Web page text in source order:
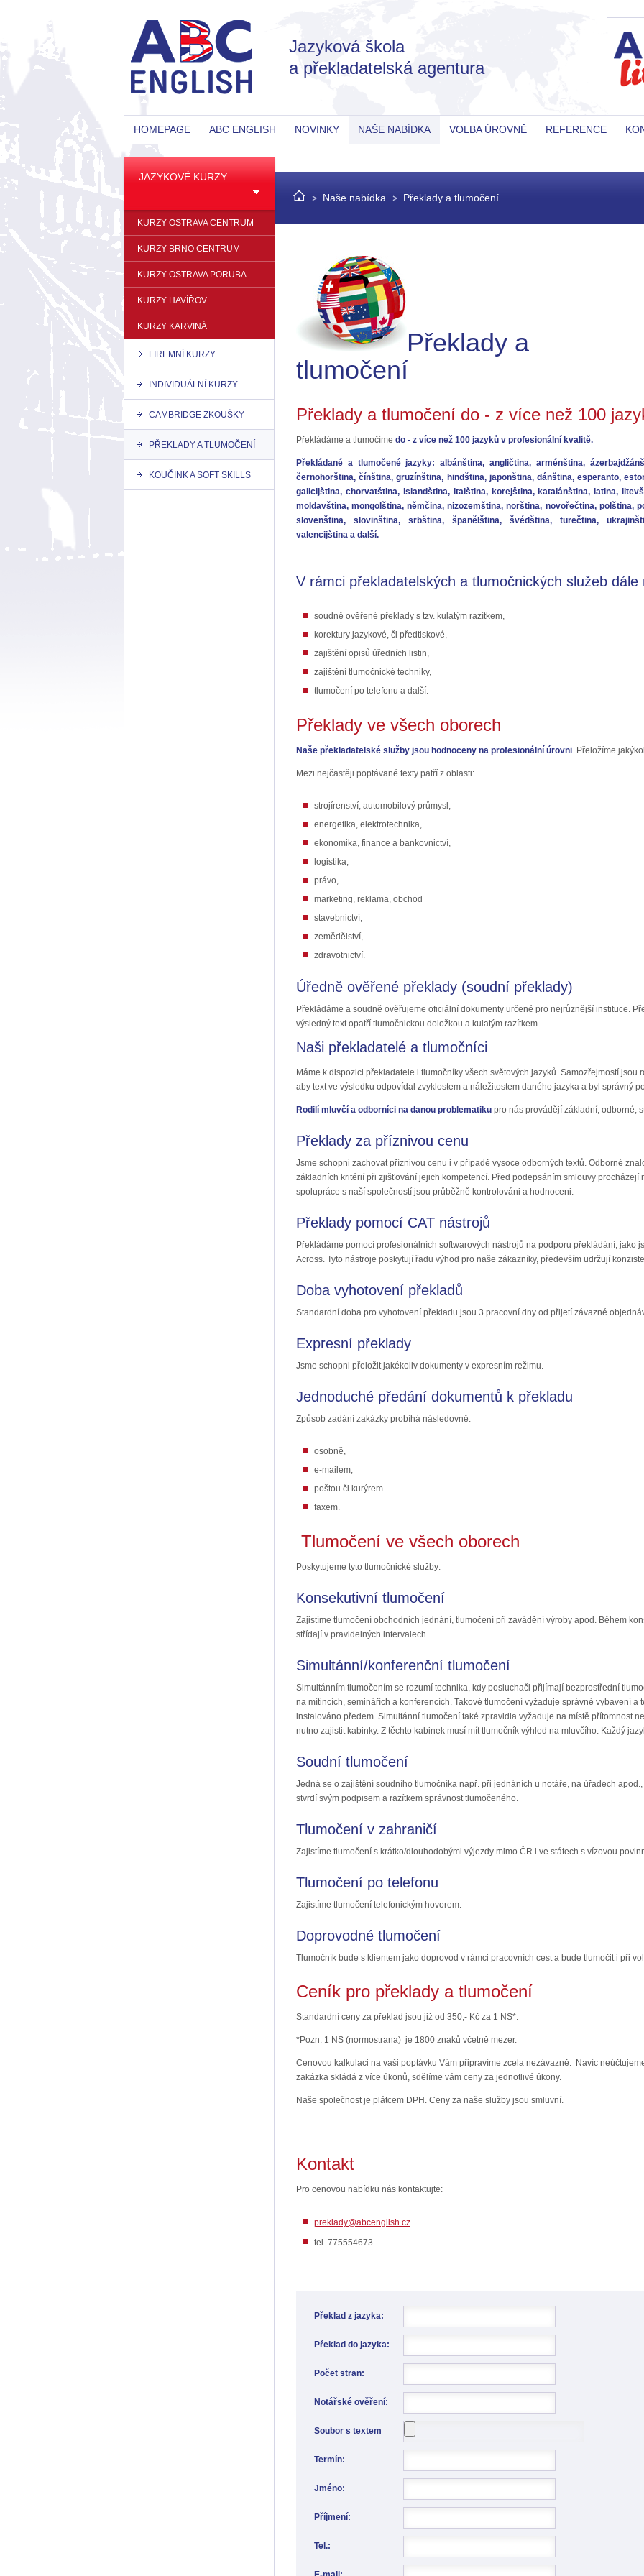
Jazyková škola
a překladatelská agentura
HOMEPAGE ABC ENGLISH NOVINKY NAŠE NABÍDKA VOLBA ÚROVNĚ REFERENCE
JAZYKOVÉ KURZY
KURZY OSTRAVA CENTRUM
KURZY BRNO CENTRUM
KURZY OSTRAVA PORUBA
KURZY HAVÍŘOV
KURZY KARVINÁ
FIREMNÍ KURZY
INDIVIDUÁLNÍ KURZY
CAMBRIDGE ZKOUŠKY
PŘEKLADY A TLUMOČENÍ
KOUČINK A SOFT SKILLS
Naše nabídka Překlady a tlumočení
Překlady a
tlumočení
Překlady a tlumočení do - z více než 100
Překládáme a tlumočíme do - z více než 100 jazyků v profesionální kvalitě.
Překládané a tlumočené jazyky: albánština, angličtina, arménština,
černohorština, čínština, gruzínština, hindština, japonština, dánština, esperanto,
galicijština, chorvatština, islandština, italština, korejština, katalánština, latina,
moldavština, mongolština, němčina, nizozemština, norština, novořečtina, polština,
slovenština, slovinština, srbština, španělština, švédština, turečtina,
valencijština a další.
V rámci překladatelských a tlumočnických služeb
soudně ověřené překlady s tzv. kulatým razítkem,
korektury jazykové, či předtiskové,
zajištění opisů úředních listin,
zajištění tlumočnické techniky,
tlumočení po telefonu a další.
Překlady ve všech oborech
Naše překladatelské služby jsou hodnoceny na profesionální úrovni. Přeložíme
Mezi nejčastěji poptávané texty patří z oblasti:
strojírenství, automobilový průmysl,
energetika, elektrotechnika,
ekonomika, finance a bankovnictví,
logistika,
právo,
marketing, reklama, obchod
stavebnictví,
zemědělství,
zdravotnictví.
Úředně ověřené překlady (soudní překlady)
Překládáme a soudně ověřujeme oficiální dokumenty určené pro nejrůznější instituce.
výsledný text opatří tlumočnickou doložkou a kulatým razítkem.
Naši překladatelé a tlumočníci
Máme k dispozici překladatele i tlumočníky všech světových jazyků. Samozřejmostí jsou
aby text ve výsledku odpovídal zvyklostem a náležitostem daného jazyka a byl správný
Rodilí mluvčí a odborníci na danou problematiku pro nás provádějí základní, odborné,
Překlady za příznivou cenu
Jsme schopni zachovat příznivou cenu i v případě vysoce odborných textů. Odborné
základních kritérií při zjišťování jejich kompetencí. Před podepsáním smlouvy procházejí
spolupráce s naší společností jsou průběžně kontrolováni a hodnoceni.
Překlady pomocí CAT nástrojů
Překládáme pomocí profesionálních softwarových nástrojů na podporu překládání, jako
Across. Tyto nástroje poskytují řadu výhod pro naše zákazníky, především udržují
Doba vyhotovení překladů
Standardní doba pro vyhotovení překladu jsou 3 pracovní dny od přijetí závazné
Expresní překlady
Jsme schopni přeložit jakékoliv dokumenty v expresním režimu.
Jednoduché předání dokumentů k překladu
Způsob zadání zakázky probíhá následovně:
osobně,
e-mailem,
poštou či kurýrem
faxem.
Tlumočení ve všech oborech
Poskytujeme tyto tlumočnické služby:
Konsekutivní tlumočení
Zajistíme tlumočení obchodních jednání, tlumočení při zavádění výroby apod. Během
střídají v pravidelných intervalech.
Simultánní/konferenční tlumočení
Simultánním tlumočením se rozumí technika, kdy posluchači přijímají bezprostřední
na mítincích, seminářích a konferencích. Takové tlumočení vyžaduje správné vybavení a
instalováno předem. Simultánní tlumočení také zpravidla vyžaduje na místě přítomnost
nutno zajistit kabinky. Z těchto kabinek musí mít tlumočník výhled na mluvčího. Každý
Soudní tlumočení
Jedná se o zajištění soudního tlumočníka např. při jednáních u notáře, na úřadech
stvrdí svým podpisem a razítkem správnost tlumočeného.
Tlumočení v zahraničí
Zajistíme tlumočení s krátko/dlouhodobými výjezdy mimo ČR i ve státech s vízovou
Tlumočení po telefonu
Zajistíme tlumočení telefonickým hovorem.
Doprovodné tlumočení
Tlumočník bude s klientem jako doprovod v rámci pracovních cest a bude tlumočit i při
Ceník pro překlady a tlumočení
Standardní ceny za překlad jsou již od 350,- Kč za 1 NS*.
*Pozn. 1 NS (normostrana) je 1800 znaků včetně mezer.
Cenovou kalkulaci na vaši poptávku Vám připravíme zcela nezávazně. Navíc
zakázka skládá z více úkonů, sdělíme vám ceny za jednotlivé úkony.
Naše společnost je plátcem DPH. Ceny za naše služby jsou smluvní.
Kontakt
Pro cenovou nabídku nás kontaktujte:
preklady@abcenglish.cz
tel. 775554673
Překlad z jazyka:
Překlad do jazyka:
Počet stran:
Notářské ověření:
Soubor s textem
Termín:
Jméno:
Příjmení:
Tel.: